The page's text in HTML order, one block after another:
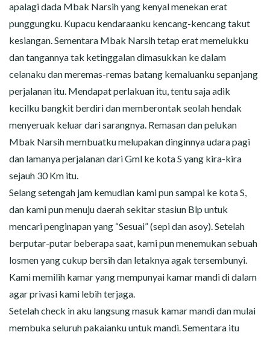
apalagi dada Mbak Narsih yang kenyal menekan erat
punggungku. Kupacu kendaraanku kencang-kencang takut
kesiangan. Sementara Mbak Narsih tetap erat memelukku
dan tangannya tak ketinggalan dimasukkan ke dalam
celanaku dan meremas-remas batang kemaluanku sepanjang
perjalanan itu. Mendapat perlakuan itu, tentu saja adik
kecilku bangkit berdiri dan memberontak seolah hendak
menyeruak keluar dari sarangnya. Remasan dan pelukan
Mbak Narsih membuatku melupakan dinginnya udara pagi
dan lamanya perjalanan dari Gml ke kota S yang kira-kira
sejauh 30 Km itu.
Selang setengah jam kemudian kami pun sampai ke kota S,
dan kami pun menuju daerah sekitar stasiun Blp untuk
mencari penginapan yang “Sesuai” (sepi dan asoy). Setelah
berputar-putar beberapa saat, kami pun menemukan sebuah
losmen yang cukup bersih dan letaknya agak tersembunyi.
Kami memilih kamar yang mempunyai kamar mandi di dalam
agar privasi kami lebih terjaga.
Setelah check in aku langsung masuk kamar mandi dan mulai
membuka seluruh pakaianku untuk mandi. Sementara itu